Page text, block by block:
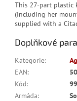
This 27-part plastic
(including her
supplied with a
Doplňkové
Kategorie:
EAN:
Kód:
Armáda: